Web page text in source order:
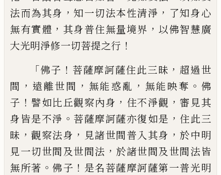
法而為其身 ，知一切法本性清淨 ， 了知身心
無有實體 ， 其身普住無量境界 ， 以佛智慧廣
大光明淨修一切菩提之行 ！
「佛子 ！ 菩薩摩訶薩住此三昧 ， 超過世
間 ， 遠離世間 ， 無能惑亂 ， 無能映奪 。 佛
子 ！ 譬如比丘觀察內身 ， 住不淨觀 ， 審見其
身皆是不淨 。 菩薩摩訶薩亦復如是 ， 住此三
昧 ，觀察法身 ， 見諸世間普入其身 ， 於中明
見一切世間及世間法 ， 於諸世間及世間法皆
無所著 。佛子 ！ 是名菩薩摩訶薩第一普光明